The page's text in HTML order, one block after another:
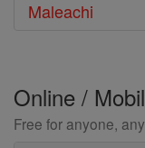
Maleachi
Online /
Free for anyone,